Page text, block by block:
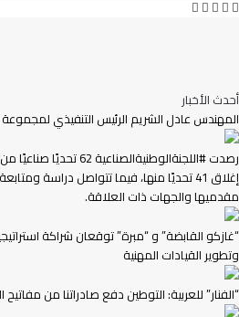
فيسبوك
تويترواتساب
تيلقرام
أحدث الأخبار
المهندس عادل الشريم الرئيس التنفيذي
رصدت
إغلاق 41 تحديًا منها، فيما تتواصل دراسة
مقدميها والجهات ذات العلاقة.
“غازكو القابضة” و “مبرة” توقعان شراكة
وتطوير القيادات المهنية
“الفنار” للعربية: التوطين دفع صادراتنا من